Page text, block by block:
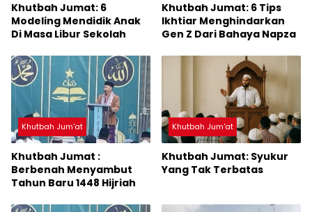
Khutbah Jumat: 6
Modeling Mendidik Anak
Di Masa Libur Sekolah
Khutbah Jumat: 6 Tips
Ikhtiar Menghindarkan
Gen Z Dari Bahaya Napza
Khutbah Jum'at
Khutbah Jumat :
Berbenah Menyambut
Tahun Baru 1448 Hijriah
Khutbah Jum'at
Khutbah Jumat: Syukur
Yang Tak Terbatas